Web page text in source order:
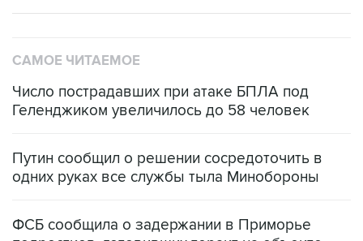
САМОЕ ЧИТАЕМОЕ
Число пострадавших при атаке БПЛА под
Геленджиком увеличилось до 58 человек
Путин сообщил о решении сосредоточить в
одних руках все службы тыла Минобороны
ФСБ сообщила о задержании в Приморье